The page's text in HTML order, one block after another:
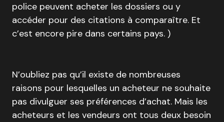
police peuvent acheter les dossiers ou y
accéder pour des citations à comparaître. Et
c’est encore pire dans certains pays. )
N’oubliez pas qu’il existe de nombreuses
raisons pour lesquelles un acheteur ne souhaite
pas divulguer ses préférences d’achat. Mais les
acheteurs et les vendeurs ont tous deux besoin